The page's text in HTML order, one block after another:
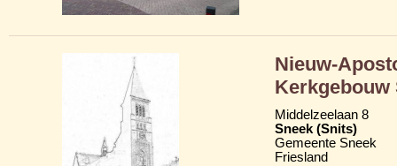
Nieuw-
Kerkgebouw
Middelzeelaan 8
Sneek (Snits)
Gemeente Sneek
Friesland